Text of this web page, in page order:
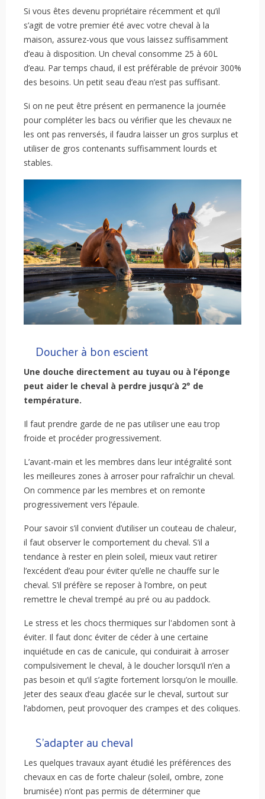
Si vous êtes devenu propriétaire récemment et qu’il
s’agit de votre premier été avec votre cheval à la
maison, assurez-vous que vous laissez suffisamment
d’eau à disposition. Un cheval consomme 25 à 60L
d’eau. Par temps chaud, il est préférable de prévoir 300%
des besoins. Un petit seau d’eau n’est pas suffisant.
Si on ne peut être présent en permanence la journée
pour compléter les bacs ou vérifier que les chevaux ne
les ont pas renversés, il faudra laisser un gros surplus et
utiliser de gros contenants suffisamment lourds et
stables.
Doucher à bon escient
Une douche directement au tuyau ou à l’éponge
peut aider le cheval à perdre jusqu’à 2° de
température.
Il faut prendre garde de ne pas utiliser une eau trop
froide et procéder progressivement.
L’avant-main et les membres dans leur intégralité sont
les meilleures zones à arroser pour rafraîchir un cheval.
On commence par les membres et on remonte
progressivement vers l’épaule.
Pour savoir s’il convient d’utiliser un couteau de chaleur,
il faut observer le comportement du cheval. S’il a
tendance à rester en plein soleil, mieux vaut retirer
l’excédent d’eau pour éviter qu’elle ne chauffe sur le
cheval. S’il préfère se reposer à l’ombre, on peut
remettre le cheval trempé au pré ou au paddock.
Le stress et les chocs thermiques sur l'abdomen sont à
éviter. Il faut donc éviter de céder à une certaine
inquiétude en cas de canicule, qui conduirait à arroser
compulsivement le cheval, à le doucher lorsqu’il n’en a
pas besoin et qu’il s’agite fortement lorsqu’on le mouille.
Jeter des seaux d’eau glacée sur le cheval, surtout sur
l’abdomen, peut provoquer des crampes et des coliques.
S’adapter au cheval
Les quelques travaux ayant étudié les préférences des
chevaux en cas de forte chaleur (soleil, ombre, zone
brumisée) n’ont pas permis de déterminer que